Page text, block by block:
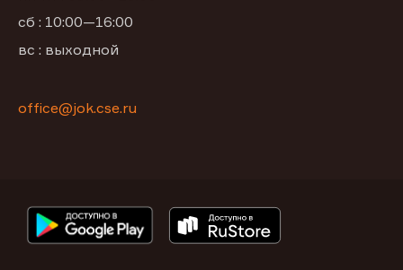
сб : 10:00—16:00
вс : выходной
office@jok.cse.ru